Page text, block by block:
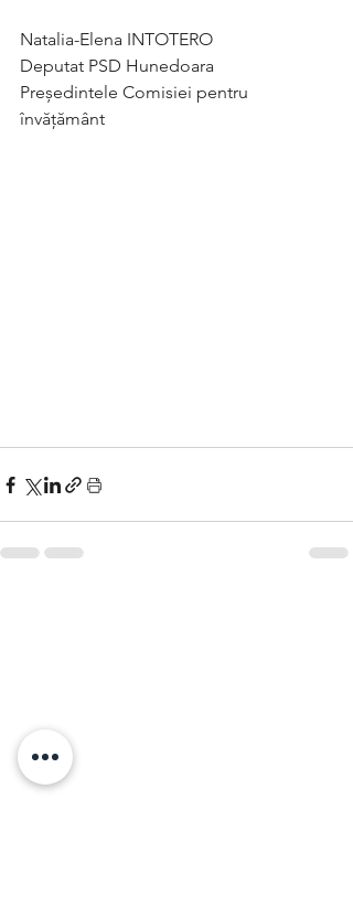
Natalia-Elena INTOTERO
Deputat PSD Hunedoara
Președintele Comisiei pentru
învățământ